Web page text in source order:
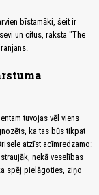
bīstamāki, šeit ir
un citus, raksta "The
tuvojas vēl viens
ka tas būs tikpat
atzīst acīmredzamo:
nekā veselības
spēj pielāgoties, ziņo